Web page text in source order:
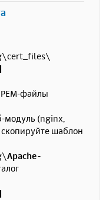
PEM-файлы
модуль (nginx,
скопируйте шаблон
Apache-